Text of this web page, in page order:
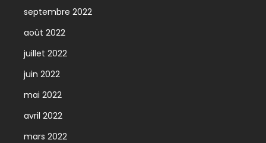
septembre 2022
août 2022
juillet 2022
juin 2022
mai 2022
avril 2022
mars 2022